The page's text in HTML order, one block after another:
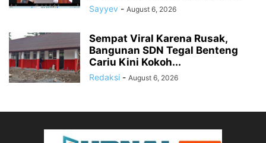
Sayyev - August 6, 2026
Sempat Viral Karena Rusak,
Bangunan SDN Tegal Benteng
Cariu Kini Kokoh...
Redaksi - August 6, 2026